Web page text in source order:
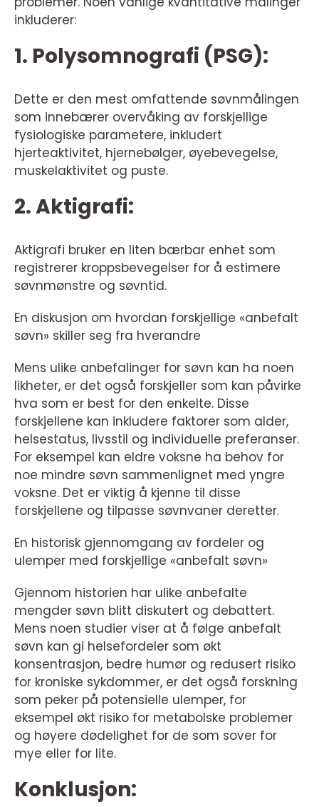
inkluderer:
1. Polysomnografi (PSG):
Dette er den mest omfattende søvnmålingen
som innebærer overvåking av forskjellige
fysiologiske parametere, inkludert
hjerteaktivitet, hjernebølger, øyebevegelse,
muskelaktivitet og puste.
2. Aktigrafi:
Aktigrafi bruker en liten bærbar enhet som
registrerer kroppsbevegelser for å estimere
søvnmønstre og søvntid.
En diskusjon om hvordan forskjellige «anbefalt
søvn» skiller seg fra hverandre
Mens ulike anbefalinger for søvn kan ha noen
likheter, er det også forskjeller som kan påvirke
hva som er best for den enkelte. Disse
forskjellene kan inkludere faktorer som alder,
helsestatus, livsstil og individuelle preferanser.
For eksempel kan eldre voksne ha behov for
noe mindre søvn sammenlignet med yngre
voksne. Det er viktig å kjenne til disse
forskjellene og tilpasse søvnvaner deretter.
En historisk gjennomgang av fordeler og
ulemper med forskjellige «anbefalt søvn»
Gjennom historien har ulike anbefalte
mengder søvn blitt diskutert og debattert.
Mens noen studier viser at å følge anbefalt
søvn kan gi helsefordeler som økt
konsentrasjon, bedre humør og redusert risiko
for kroniske sykdommer, er det også forskning
som peker på potensielle ulemper, for
eksempel økt risiko for metabolske problemer
og høyere dødelighet for de som sover for
mye eller for lite.
Konklusjon: